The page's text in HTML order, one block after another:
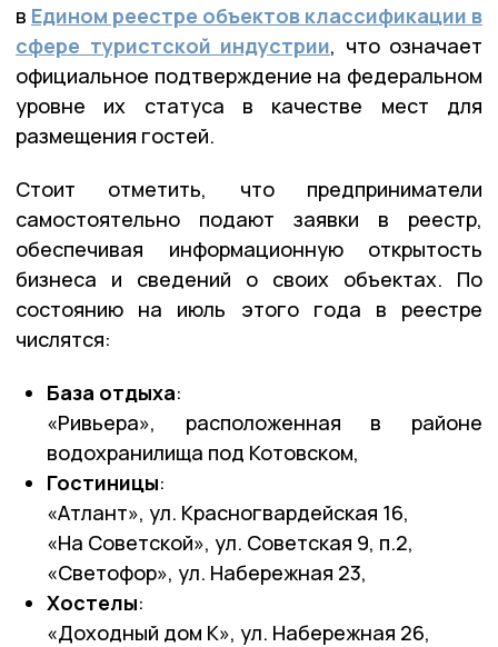
в Едином реестре объектов классификации в
сфере туристской индустрии, что означает
официальное подтверждение на федеральном
уровне их статуса в качестве мест для
размещения гостей.
Стоит отметить, что предприниматели
самостоятельно подают заявки в реестр,
обеспечивая информационную открытость
бизнеса и сведений о своих объектах. По
состоянию на июль этого года в реестре
числятся:
База отдыха:
«Ривьера», расположенная в районе
водохранилища под Котовском,
Гостиницы:
«Атлант», ул. Красногвардейская 16,
«На Советской», ул. Советская 9, п.2,
«Светофор», ул. Набережная 23,
Хостелы:
«Доходный дом К», ул. Набережная 26,